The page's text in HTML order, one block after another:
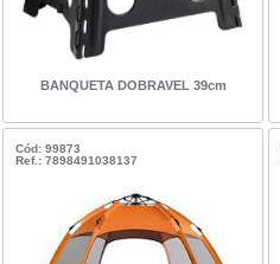
BANQUETA DOBRAVEL 39cm
Cód: 99873
Ref.: 7898491038137